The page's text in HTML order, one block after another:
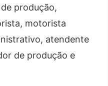
produção,
motorista
atendente
de produção e